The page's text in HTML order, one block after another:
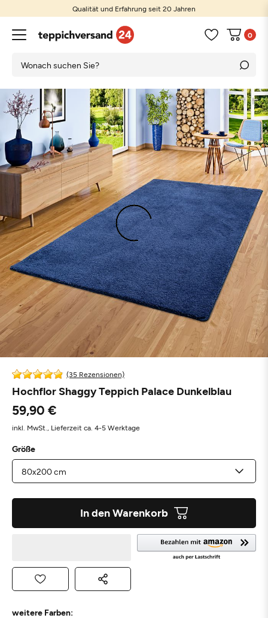
Qualität und Erfahrung seit 20 Jahren
0
(35 Rezensionen)
Hochflor Shaggy Teppich Palace Dunkelblau
59,90 €
inkl. MwSt., Lieferzeit ca. 4-5 Werktage
Größe
In den Warenkorb
weitere Farben: